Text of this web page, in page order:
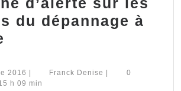
du dépannage à
sur
2016 29
septembre
Franck Denise Franck0
h 09 min